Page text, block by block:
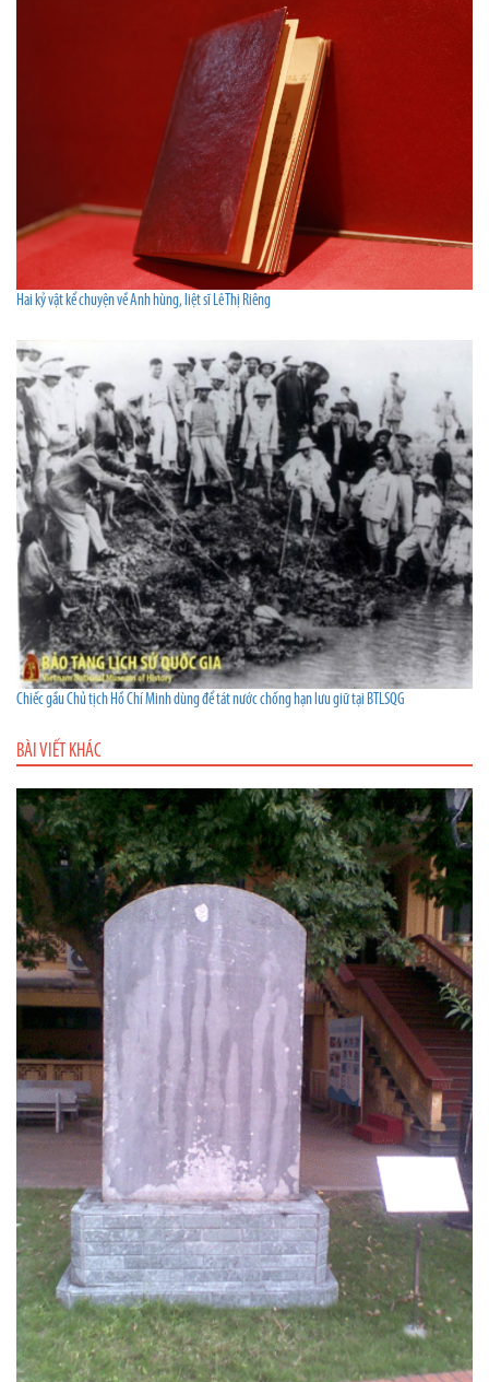
Hai kỷ vật kể chuyện về Anh hùng, liệt sĩ Lê Thị Riêng
Chiếc gầu Chủ tịch Hồ Chí Minh dùng để tát nước chống hạn lưu giữ tại BTLSQG
BÀI VIẾT KHÁC